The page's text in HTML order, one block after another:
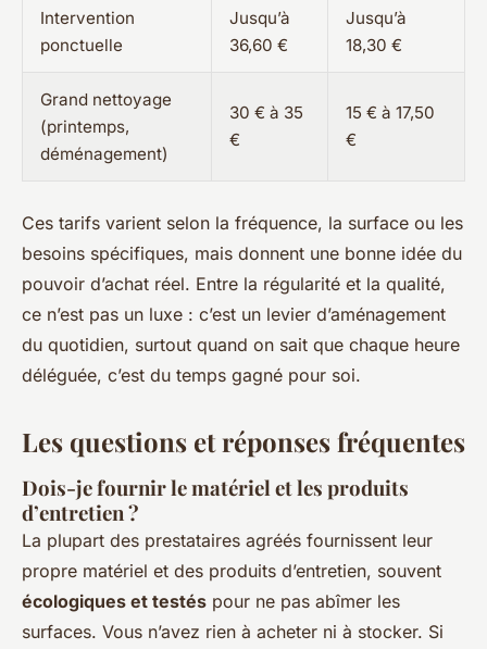
Intervention
ponctuelle
Jusqu’à
36,60 €
Jusqu’à
18,30 €
Grand nettoyage
(printemps,
déménagement)
30 € à 35
€
15 € à 17,50
€
Ces tarifs varient selon la fréquence, la surface ou les
besoins spécifiques, mais donnent une bonne idée du
pouvoir d’achat réel. Entre la régularité et la qualité,
ce n’est pas un luxe : c’est un levier d’aménagement
du quotidien, surtout quand on sait que chaque heure
déléguée, c’est du temps gagné pour soi.
Les questions et réponses fréquentes
Dois-je fournir le matériel et les produits
d’entretien ?
La plupart des prestataires agréés fournissent leur
propre matériel et des produits d’entretien, souvent
écologiques et testés pour ne pas abîmer les
surfaces. Vous n’avez rien à acheter ni à stocker. Si